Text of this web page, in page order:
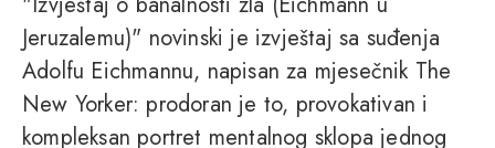
Jeruzalemu)" novinski je izvještaj sa suđenja
Adolfu Eichmannu, napisan za mjesečnik The
New Yorker: prodoran je to, provokativan i
kompleksan portret mentalnog sklopa jednog